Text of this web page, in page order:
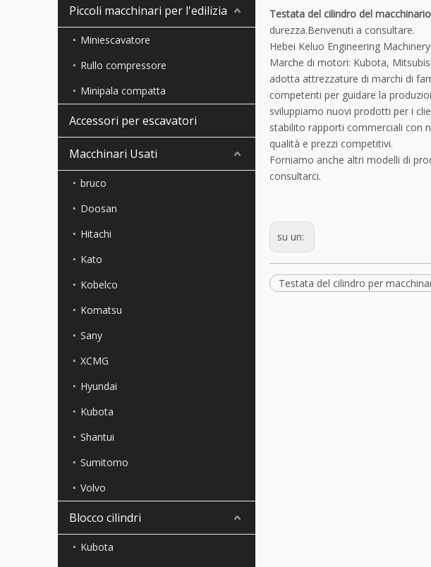
Piccoli macchinari per l'edilizia
Miniescavatore
Rullo compressore
Minipala compatta
Accessori per escavatori
Macchinari Usati
bruco
Doosan
Hitachi
Kato
Kobelco
Komatsu
Sany
XCMG
Hyundai
Kubota
Shantui
Sumitomo
Volvo
Blocco cilindri
Kubota
Testata del cilindro del
durezza.Benvenuti a consultare.
Hebei Keluo Engineering
Marche di motori: Kubota,
adotta attrezzature di marchi di
competenti per guidare la
sviluppiamo nuovi prodotti per i
stabilito rapporti commerciali con
qualità e prezzi competitivi.
Forniamo anche altri modelli di
consultarci.
su un:
Testata del cilindro per